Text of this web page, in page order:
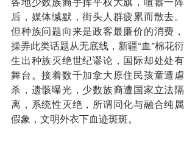
各地少数族裔手挥平权大旗，喧嚣一阵
后，媒体缄默，街头人群疲累而散去。
但种族问题向来是政客最廉价的消费，
操弄此类话题从无底线，新疆“血”棉花衍
生出种族灭绝世纪谬论，国际却处处有
舞台。接着数千加拿大原住民孩童遭虐
杀，遗骸曝光，少数族裔遭国家立法隔
离，系统性灭绝，所谓同化与融合纯属
假象，文明外衣下血迹斑斑。